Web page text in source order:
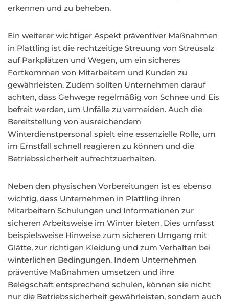
erkennen und zu beheben.
Ein weiterer wichtiger Aspekt präventiver Maßnahmen
in Plattling ist die rechtzeitige Streuung von Streusalz
auf Parkplätzen und Wegen, um ein sicheres
Fortkommen von Mitarbeitern und Kunden zu
gewährleisten. Zudem sollten Unternehmen darauf
achten, dass Gehwege regelmäßig von Schnee und Eis
befreit werden, um Unfälle zu vermeiden. Auch die
Bereitstellung von ausreichendem
Winterdienstpersonal spielt eine essenzielle Rolle, um
im Ernstfall schnell reagieren zu können und die
Betriebssicherheit aufrechtzuerhalten.
Neben den physischen Vorbereitungen ist es ebenso
wichtig, dass Unternehmen in Plattling ihren
Mitarbeitern Schulungen und Informationen zur
sicheren Arbeitsweise im Winter bieten. Dies umfasst
beispielsweise Hinweise zum sicheren Umgang mit
Glätte, zur richtigen Kleidung und zum Verhalten bei
winterlichen Bedingungen. Indem Unternehmen
präventive Maßnahmen umsetzen und ihre
Belegschaft entsprechend schulen, können sie nicht
nur die Betriebssicherheit gewährleisten, sondern auch